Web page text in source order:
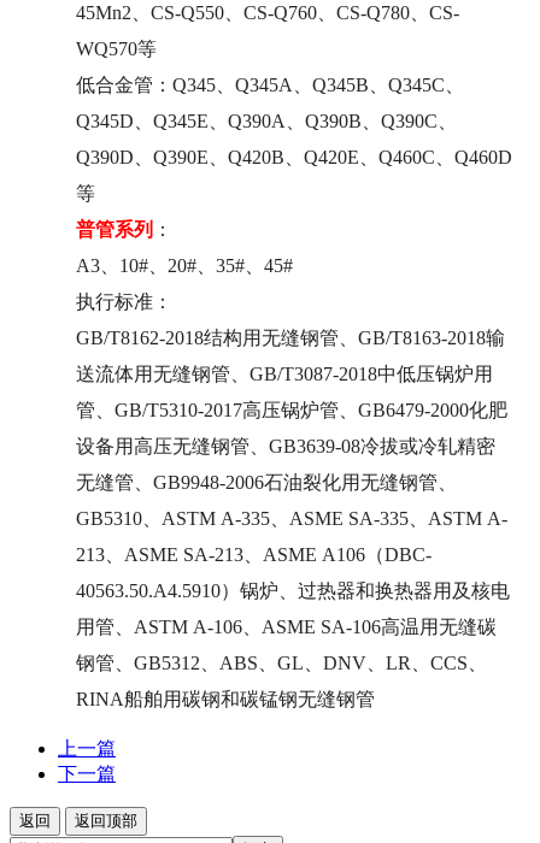
45Mn2、CS-Q550、CS-Q760、CS-Q780、CS-
WQ570等
低合金管：Q345、Q345A、Q345B、Q345C、
Q345D、Q345E、Q390A、Q390B、Q390C、
Q390D、Q390E、Q420B、Q420E、Q460C、Q460D
等
普管系列 ：
A3、10#、20#、35#、45#
执行标准：
GB/T8162-2018结构用无缝钢管、GB/T8163-2018输
送流体用无缝钢管、GB/T3087-2018中低压锅炉用
管、GB/T5310-2017高压锅炉管、GB6479-2000化肥
设备用高压无缝钢管、GB3639-08冷拔或冷轧精密
无缝管、GB9948-2006石油裂化用无缝钢管、
GB5310、ASTM A-335、ASME SA-335、ASTM A-
213、ASME SA-213、ASME A106（DBC-
40563.50.A4.5910）锅炉、过热器和换热器用及核电
用管、ASTM A-106、ASME SA-106高温用无缝碳
钢管、GB5312、ABS、GL、DNV、LR、CCS、
RINA船舶用碳钢和碳锰钢无缝钢管
上一篇
下一篇
返回
返回顶部